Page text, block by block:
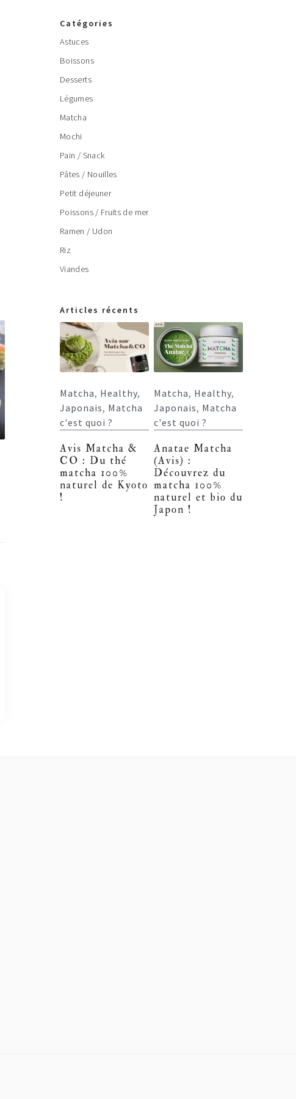
Catégories
Astuces
Boissons
Desserts
Légumes
Matcha
Mochi
Pain / Snack
Pâtes / Nouilles
Petit déjeuner
Poissons / Fruits de mer
Ramen / Udon
Riz
Viandes
Articles récents
Matcha, Healthy,
Japonais, Matcha
c'est quoi ?
Avis Matcha &
CO : Du thé
matcha 100%
naturel de Kyoto
!
Matcha, Healthy,
Japonais, Matcha
c'est quoi ?
Anatae Matcha
(Avis) :
Découvrez du
matcha 100%
naturel et bio du
Japon !